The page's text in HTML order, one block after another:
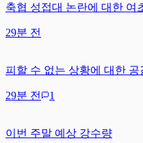
축협 성접대 논란에 대한 여
29분 전
피할 수 없는 상황에 대한 공
29분 전 1
이번 주말 예상 강수량